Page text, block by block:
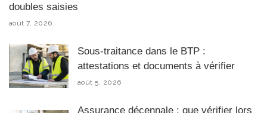
doubles saisies
août 7, 2026
Sous-traitance dans le BTP :
attestations et documents à vérifier
août 5, 2026
Assurance décennale : que vérifier lors